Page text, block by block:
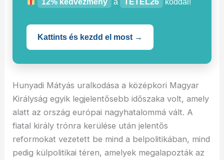
Kattints és kezdd el most →
Hunyadi Mátyás uralkodása a középkori Magyar
Királyság egyik legjelentősebb időszaka volt, amely
alatt az ország európai nagyhatalommá vált. A
fiatal király trónra kerülése után jelentős
reformokat vezetett be mind a belpolitikában, mind
pedig külpolitikai téren, amelyek megalapozták az